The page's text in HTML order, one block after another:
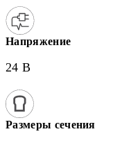
Напряжение
24 В
Размеры сечения